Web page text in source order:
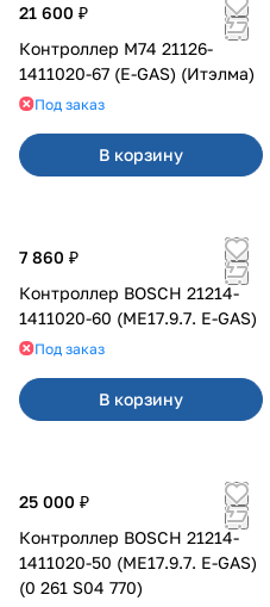
21 600 ₽
Контроллер М74 21126-
1411020-67 (E-GAS) (Итэлма)
Под заказ
В корзину
7 860 ₽
Контроллер BOSCH 21214-
1411020-60 (ME17.9.7. E-GAS)
Под заказ
В корзину
25 000 ₽
Контроллер BOSCH 21214-
1411020-50 (ME17.9.7. E-GAS)
(0 261 S04 770)